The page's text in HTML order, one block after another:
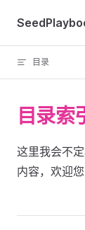
Skip to content
目录
目录索
这里我会不
内容，欢迎您